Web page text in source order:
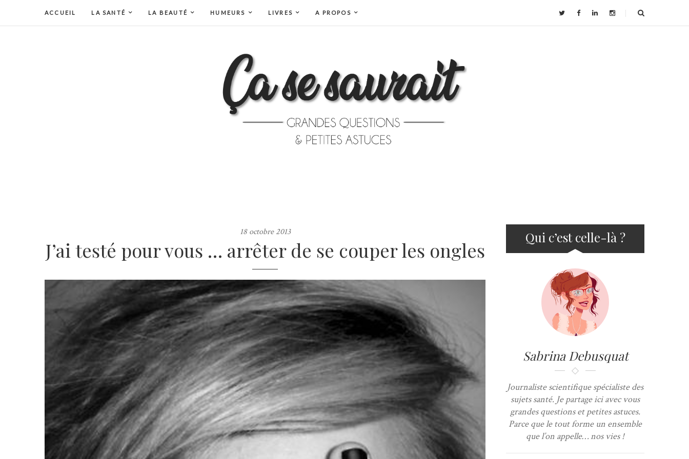
ACCUEIL LA SANTÉ LA BEAUTÉ HUMEURS LIVRES A PROPOS
18 octobre 2013
J’ai testé pour vous … arrêter de se couper les ongles
Qui c’est celle-là ?
Sabrina Debusquat
Journaliste scientifique spécialiste des
sujets santé. Je partage ici avec vous
grandes questions et petites astuces.
Parce que le tout forme un ensemble
que l’on appelle… nos vies !